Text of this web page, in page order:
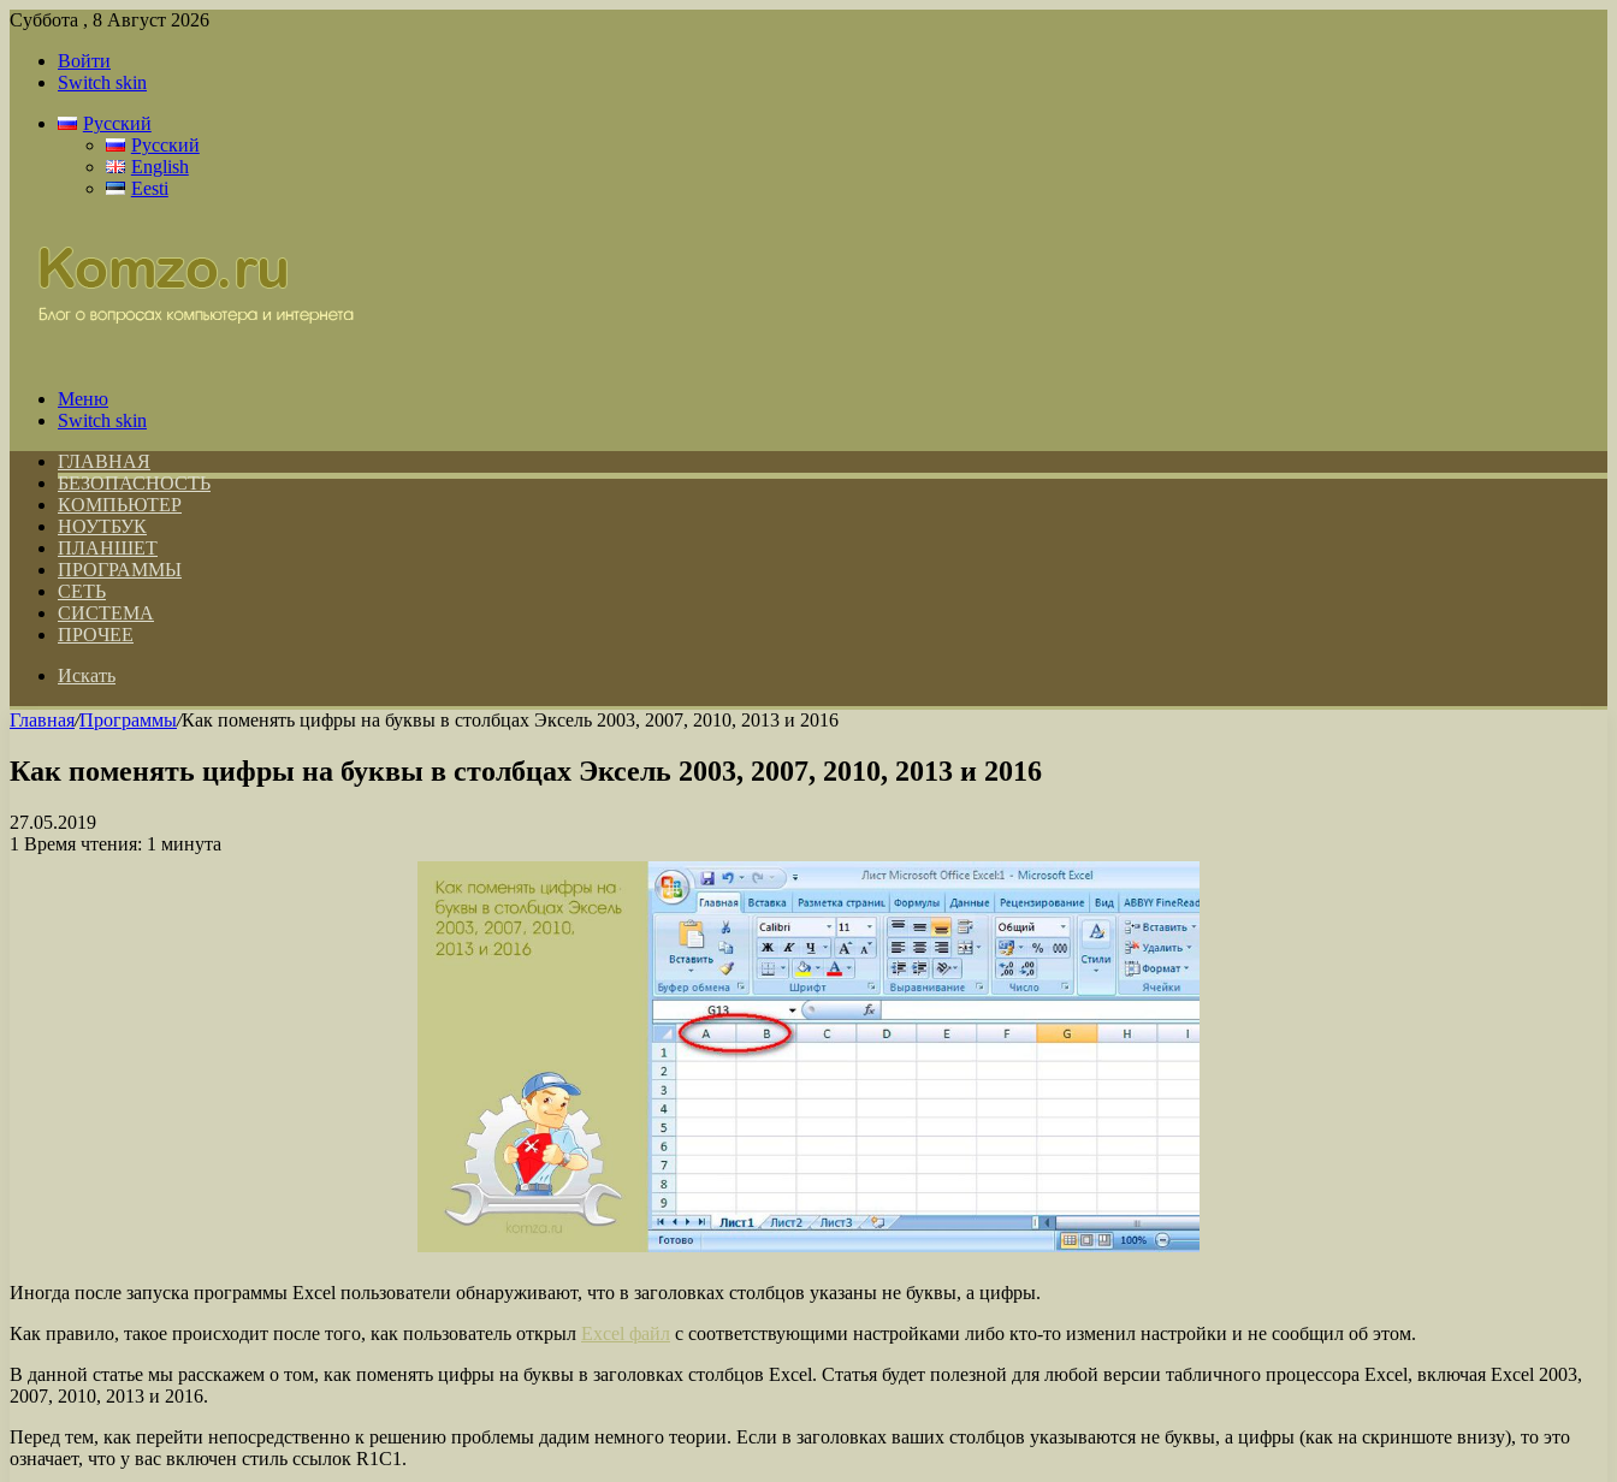
Суббота , 8 Август 2026
Войти
Switch skin
Русский
Русский
English
Eesti
Меню
Switch skin
ГЛАВНАЯ
БЕЗОПАСНОСТЬ
КОМПЬЮТЕР
НОУТБУК
ПЛАНШЕТ
ПРОГРАММЫ
СЕТЬ
СИСТЕМА
ПРОЧЕЕ
Искать
Главная/Программы/Как поменять цифры на буквы в столбцах Эксель 2003, 2007, 2010, 2013 и 2016
Как поменять цифры на буквы в столбцах Эксель 2003, 2007, 2010, 2013 и 2016
27.05.2019
1 Время чтения: 1 минута
Иногда после запуска программы Excel пользователи обнаруживают, что в заголовках столбцов указаны не буквы, а цифры.
Как правило, такое происходит после того, как пользователь открыл Excel файл с соответствующими настройками либо кто-то изменил настройки и не сообщил об этом.
В данной статье мы расскажем о том, как поменять цифры на буквы в заголовках столбцов Excel. Статья будет полезной для любой версии табличного процессора Excel, включая Excel 2003,
2007, 2010, 2013 и 2016.
Перед тем, как перейти непосредственно к решению проблемы дадим немного теории. Если в заголовках ваших столбцов указываются не буквы, а цифры (как на скриншоте внизу), то это
означает, что у вас включен стиль ссылок R1C1.